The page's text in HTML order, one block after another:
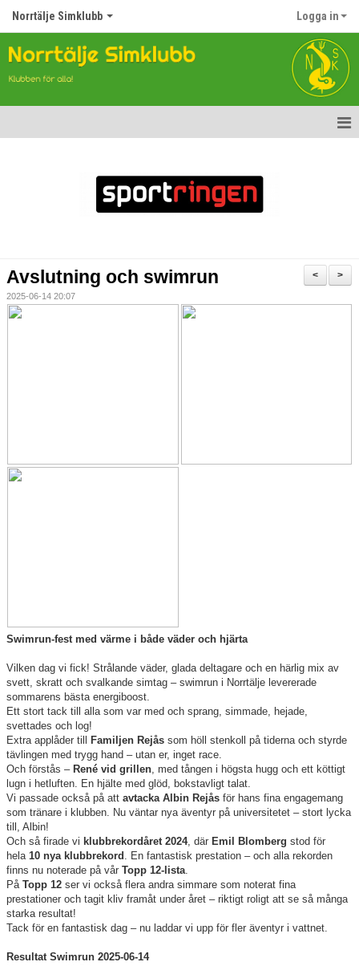
Norrtälje Simklubb Logga in
Topp Tolv
>
<
Avslutning och swimrun
2025-06-14 20:07
Swimrun-fest med värme i både väder och hjärta
Vilken dag vi fick! Strålande väder, glada deltagare och en härlig mix av
svett, skratt och svalkande simtag – swimrun i Norrtälje levererade
sommarens bästa energiboost.
Ett stort tack till alla som var med och sprang, simmade, hejade,
svettades och log!
Extra applåder till
Familjen Rejås som höll stenkoll på tiderna och styrde
tävlingen med trygg hand – utan er, inget race.
Och förstås – René vid grillen, med tången i högsta hugg och ett köttigt
lugn i hetluften. En hjälte med glöd, bokstavligt talat.
Vi passade också på att avtacka Albin Rejås för hans fina engagemang
som tränare i klubben. Nu väntar nya äventyr på universitetet – stort lycka
till, Albin!
Och så firade vi klubbrekordåret 2024, där Emil Blomberg stod för
hela 10 nya klubbrekord . En fantastisk prestation – och alla rekorden
finns nu noterade på vår Topp 12-lista.
På Topp 12 ser vi också flera andra simmare som noterat fina
prestationer och tagit kliv framåt under året – riktigt roligt att se så många
starka resultat!
Tack för en fantastisk dag – nu laddar vi upp för fler äventyr i vattnet.
Resultat Swimrun 2025-06-14